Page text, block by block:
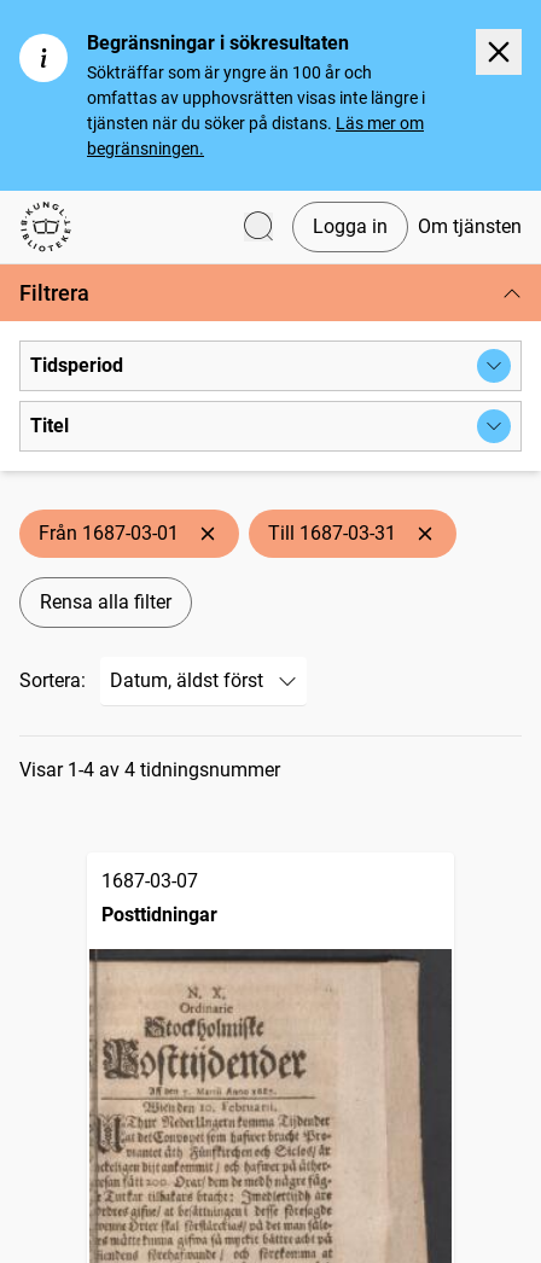
Begränsningar i sökresultaten
Sökträffar som är yngre än 100 år och
omfattas av upphovsrätten visas inte längre i
tjänsten när du söker på distans. Läs mer om
begränsningen.
Svenska tidningar
Logga in Om tjänsten
Filtrera
Tidsperiod
Titel
Från 1687-03-01 Till 1687-03-31
Rensa alla filter
Sortera:
Sökresultat
Visar 1-4 av 4 tidningsnummer
1687-03-07
Posttidningar